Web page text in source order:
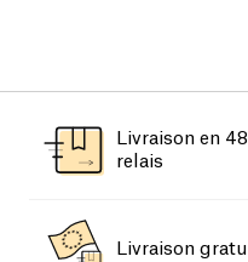
Livraison en
relais
Livraison